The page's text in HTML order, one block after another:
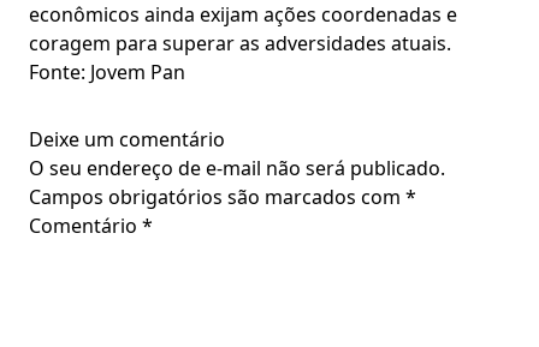
econômicos ainda exijam ações coordenadas e
coragem para superar as adversidades atuais.
Fonte: Jovem Pan
Deixe um comentário
O seu endereço de e-mail não será publicado.
Campos obrigatórios são marcados com *
Comentário *